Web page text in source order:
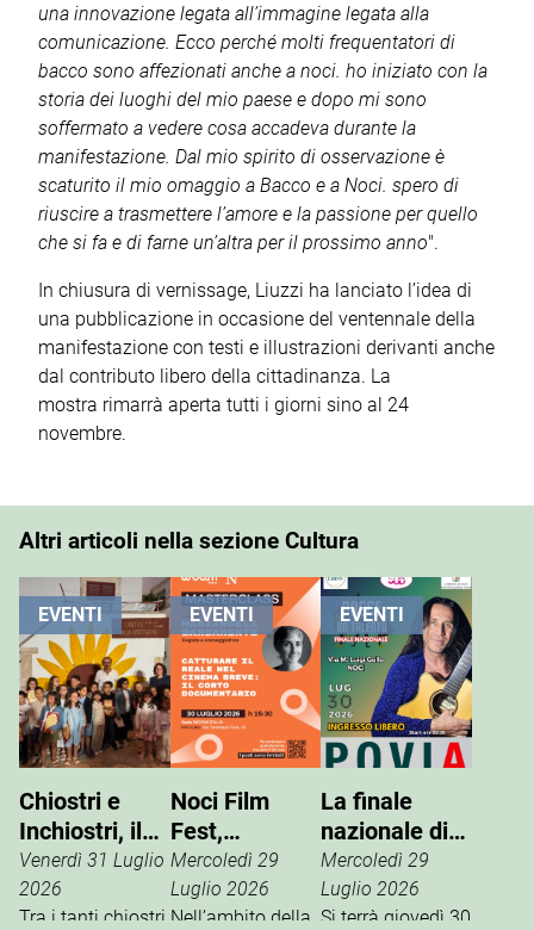
una innovazione legata all’immagine legata alla
comunicazione. Ecco perché molti frequentatori di
bacco sono affezionati anche a noci. ho iniziato con la
storia dei luoghi del mio paese e dopo mi sono
soffermato a vedere cosa accadeva durante la
manifestazione. Dal mio spirito di osservazione è
scaturito il mio omaggio a Bacco e a Noci. spero di
riuscire a trasmettere l’amore e la passione per quello
che si fa e di farne un’altra per il prossimo anno".
In chiusura di vernissage, Liuzzi ha lanciato l’idea di
una pubblicazione in occasione del ventennale della
manifestazione con testi e illustrazioni derivanti anche
dal contributo libero della cittadinanza. La
mostra rimarrà aperta tutti i giorni sino al 24
novembre.
Altri articoli nella sezione Cultura
EVENTI
Chiostri e
Inchiostri, il
successo
della Gnostra
Kids
Venerdì 31 Luglio
2026
Tra i tanti chiostri,
EVENTI
Noci Film
Fest,
masterclass
con
Mariangela
Mercoledì 29
Luglio 2026
Nell’ambito della
EVENTI
La finale
nazionale di
“Nasce un
Talento”
Mercoledì 29
Luglio 2026
Si terrà giovedì 30